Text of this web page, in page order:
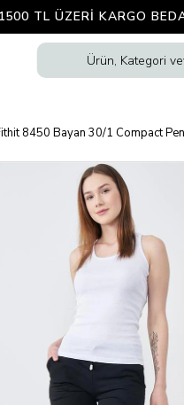
1500 TL ÜZERI KARGO
8450 Bayan 30/1 Compact